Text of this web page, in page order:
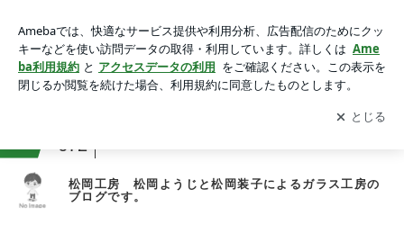
す。
アプリをダウンロードして ブログの更新通知
を受け取りまし
ょう。
開く
672
松岡工房 松岡ようじと松岡装子によるガラス工房の
ブログです。